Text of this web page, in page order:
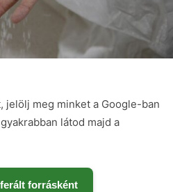
jelölj meg minket a Google-ban
látod majd a
forrásként